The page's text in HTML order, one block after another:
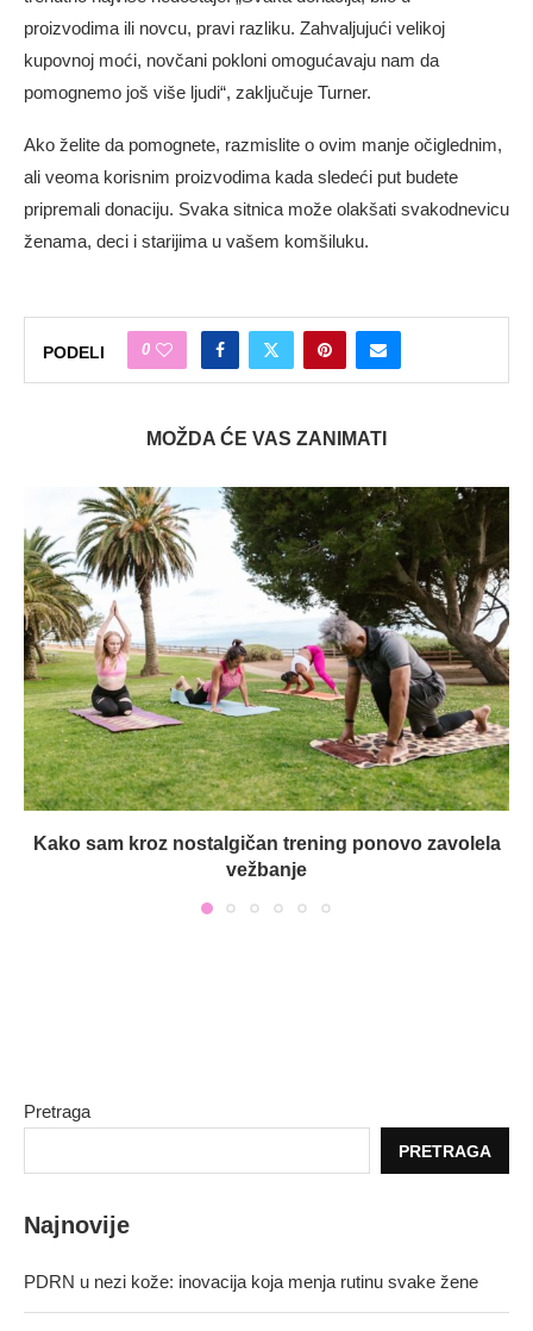
proizvodima ili novcu, pravi razliku. Zahvaljujući velikoj
kupovnoj moći, novčani pokloni omogućavaju nam da
pomognemo još više ljudi“, zaključuje Turner.
Ako želite da pomognete, razmislite o ovim manje očiglednim,
ali veoma korisnim proizvodima kada sledeći put budete
pripremali donaciju. Svaka sitnica može olakšati svakodnevicu
ženama, deci i starijima u vašem komšiluku.
PODELI 0
MOŽDA ĆE VAS ZANIMATI
Kako sam kroz nostalgičan trening ponovo zavolela
vežbanje
Pretraga
PRETRAGA
Najnovije
PDRN u nezi kože: inovacija koja menja rutinu svake žene